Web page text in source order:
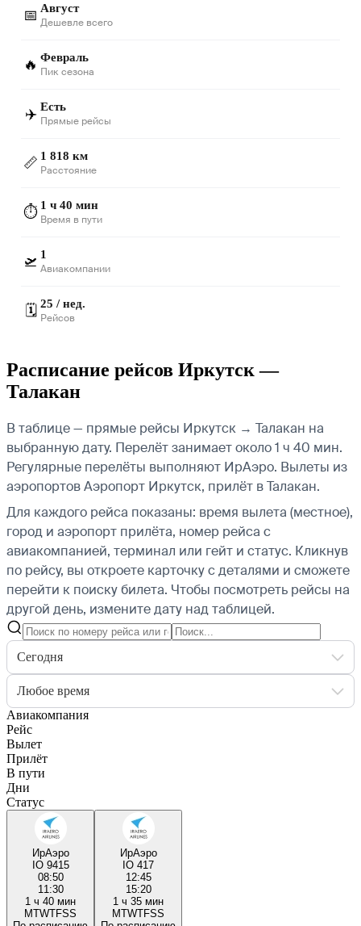
📅 Август
Дешевле всего
🔥 Февраль
Пик сезона
✈️ Есть
Прямые рейсы
📏 1 818 км
Расстояние
⏱️ 1 ч 40 мин
Время в пути
🛫 1
Авиакомпании
🗓️ 25 / нед.
Рейсов
Расписание рейсов Иркутск —
Талакан
В таблице — прямые рейсы Иркутск → Талакан на
выбранную дату. Перелёт занимает около 1 ч 40 мин.
Регулярные перелёты выполняют ИрАэро. Вылеты из
аэропортов Аэропорт Иркутск, прилёт в Талакан.
Для каждого рейса показаны: время вылета (местное),
город и аэропорт прилёта, номер рейса с
авиакомпанией, терминал или гейт и статус. Кликнув
по рейсу, вы откроете карточку с деталями и сможете
перейти к поиску билета. Чтобы посмотреть рейсы на
другой день, измените дату над таблицей.
Сегодня
Любое время
Авиакомпания
Рейс
Вылет
Прилёт
В пути
Дни
Статус
ИрАэро
IO 9415
08:50
11:30
1 ч 40 мин
MTWTFSS
ИрАэро
IO 417
12:45
15:20
1 ч 35 мин
MTWTFSS